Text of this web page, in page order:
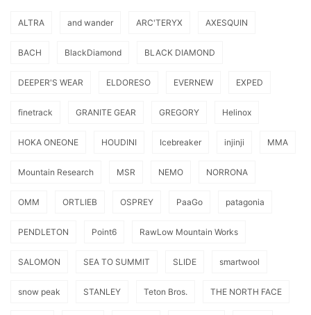
ALTRA and wander ARC'TERYX AXESQUIN
BACH BlackDiamond BLACK DIAMOND
DEEPER'S WEAR ELDORESO EVERNEW EXPED
finetrack GRANITE GEAR GREGORY Helinox
HOKA ONEONE HOUDINI Icebreaker injinji MMA
Mountain Research MSR NEMO NORRONA
OMM ORTLIEB OSPREY PaaGo patagonia
PENDLETON Point6 RawLow Mountain Works
SALOMON SEA TO SUMMIT SLIDE smartwool
snow peak STANLEY Teton Bros. THE NORTH FACE